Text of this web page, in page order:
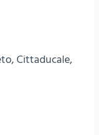
Cittaducale,